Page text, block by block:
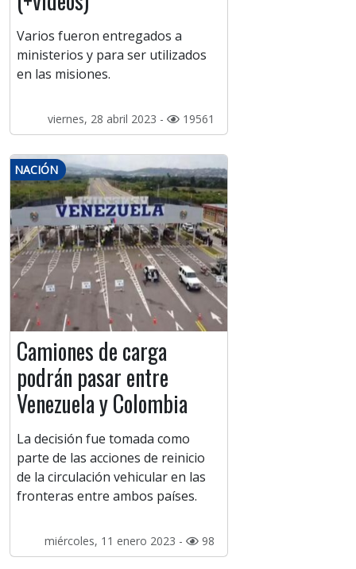
Varios fueron entregados a
ministerios y para ser utilizados
en las misiones.
viernes, 28 abril 2023 - 19561
NACIÓN
Camiones de carga
podrán pasar entre
Venezuela y Colombia
La decisión fue tomada como
parte de las acciones de reinicio
de la circulación vehicular en las
fronteras entre ambos países.
miércoles, 11 enero 2023 - 98